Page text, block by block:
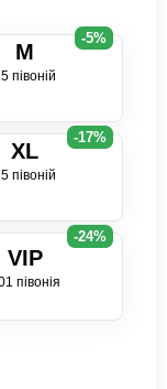
M
півоній
-5%
XL
півоній
-17%
VIP
півонія
-24%